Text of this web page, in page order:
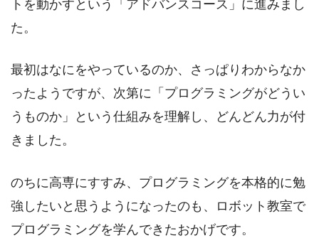
トを動かすという「アドバンスコース」に進みまし
た。
最初はなにをやっているのか、さっぱりわからなか
ったようですが、次第に「プログラミングがどうい
うものか」という仕組みを理解し、どんどん力が付
きました。
のちに高専にすすみ、プログラミングを本格的に勉
強したいと思うようになったのも、ロボット教室で
プログラミングを学んできたおかげです。